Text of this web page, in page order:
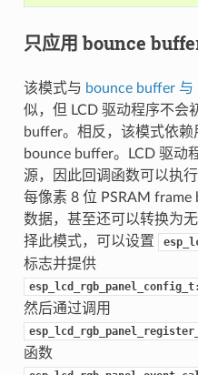
只应用 bounce
该模式与 bounce buffer
似，但 LCD 驱动程序不会
buffer。相反，该模式依
bounce buffer。LCD 驱动
源，因此回调函数可以执
每像素 8 位 PSRAM
数据，甚至还可以转换为
择此模式，可以设置
标志并提供
然后通过调用
函数